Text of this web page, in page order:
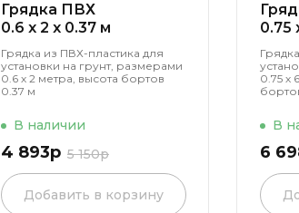
Грядка ПВХ
0.6 x 2 x 0.37 м
Грядка из ПВХ-пластика для
установки на грунт, размерами
0.6 х 2 метра, высота бортов
0.37 м
В наличии
4 893р 5 150р
Добавить в корзину
0.75
0.75 х
В
6